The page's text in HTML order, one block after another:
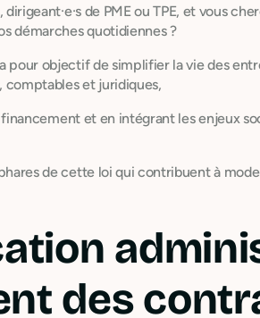
dirigeant·e·s de PME ou TPE, et vous
démarches quotidiennes ?
objectif de simplifier la vie des
et juridiques,
et en intégrant les enjeux
de cette loi qui contribuent à
des